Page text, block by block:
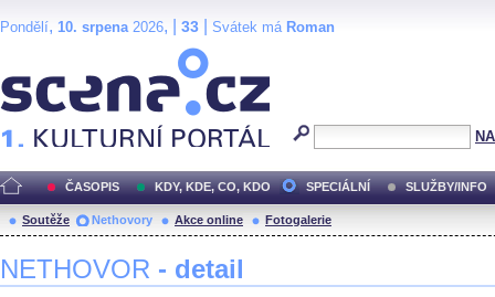
Pondělí, 10. srpena2026, | 33 Svátek má Roman
ČASOPIS KDY, KDE, CO, KDO SPECIÁLNÍ SLUŽBY/INFO
Soutěže Nethovory Akce online Fotogalerie
NETHOVOR - detail